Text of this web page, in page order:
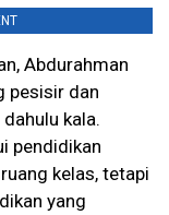
Abdurahman
pesisir dan
kala.
pendidikan
kelas, tetapi
yang